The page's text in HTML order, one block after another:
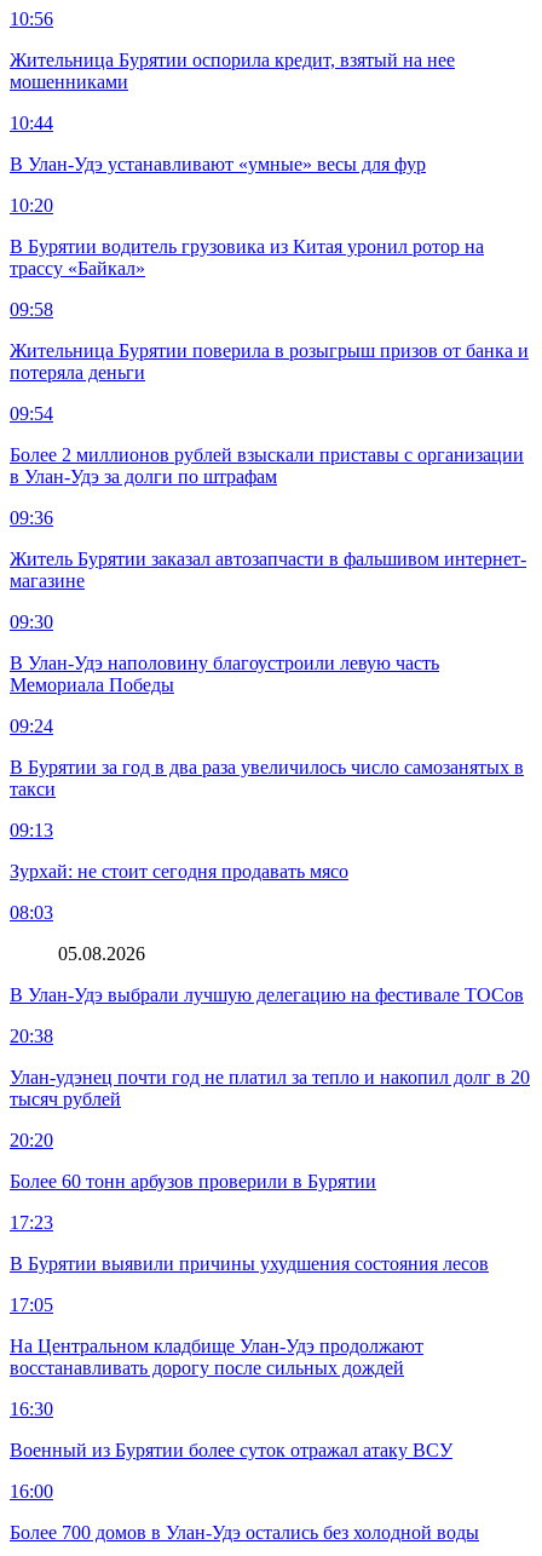
10:56
Жительница Бурятии оспорила кредит, взятый на нее
мошенниками
10:44
В Улан-Удэ устанавливают «умные» весы для фур
10:20
В Бурятии водитель грузовика из Китая уронил ротор на
трассу «Байкал»
09:58
Жительница Бурятии поверила в розыгрыш призов от банка и
потеряла деньги
09:54
Более 2 миллионов рублей взыскали приставы с организации
в Улан-Удэ за долги по штрафам
09:36
Житель Бурятии заказал автозапчасти в фальшивом интернет-
магазине
09:30
В Улан-Удэ наполовину благоустроили левую часть
Мемориала Победы
09:24
В Бурятии за год в два раза увеличилось число самозанятых в
такси
09:13
Зурхай: не стоит сегодня продавать мясо
08:03
05.08.2026
В Улан-Удэ выбрали лучшую делегацию на фестивале ТОСов
20:38
Улан-удэнец почти год не платил за тепло и накопил долг в 20
тысяч рублей
20:20
Более 60 тонн арбузов проверили в Бурятии
17:23
В Бурятии выявили причины ухудшения состояния лесов
17:05
На Центральном кладбище Улан-Удэ продолжают
восстанавливать дорогу после сильных дождей
16:30
Военный из Бурятии более суток отражал атаку ВСУ
16:00
Более 700 домов в Улан-Удэ остались без холодной воды